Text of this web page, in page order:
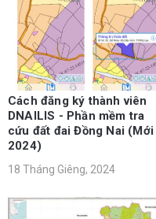
Cách đăng ký thành viên
DNAILIS - Phần mềm tra
cứu đất đai Đồng Nai (Mới
2024)
18 Tháng Giêng, 2024